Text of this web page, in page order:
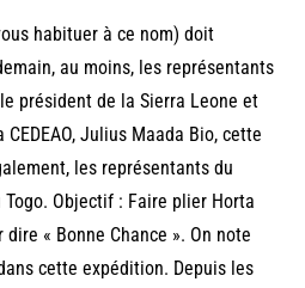
habituer à ce nom) doit
au moins, les représentants
président de la Sierra Leone et
Julius Maada Bio, cette
les représentants du
Togo. Objectif : Faire plier Horta
dire « Bonne Chance ». On note
cette expédition. Depuis les